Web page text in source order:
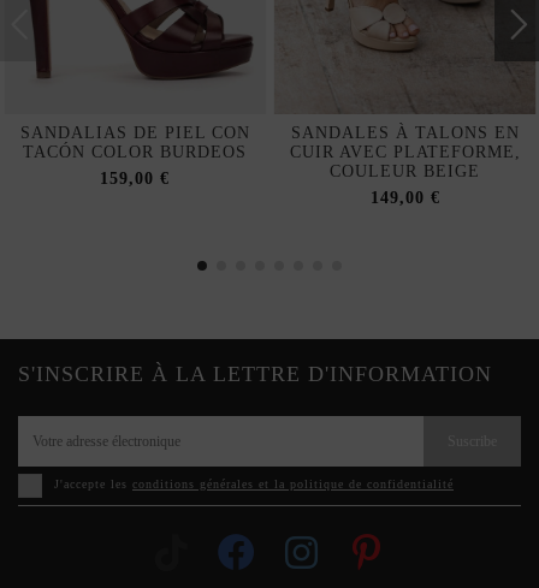
SANDALIAS DE PIEL CON
TACÓN COLOR BURDEOS
159,00 €
SANDALES À TALONS EN
CUIR AVEC PLATEFORME,
COULEUR BEIGE
149,00 €
S'INSCRIRE À LA LETTRE D'INFORMATION
J'accepte les conditions générales et la politique de confidentialité